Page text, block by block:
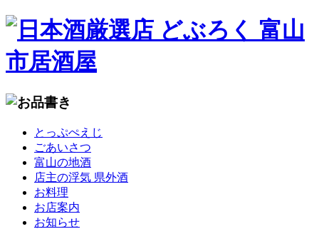
とっぷぺえじ
ごあいさつ
富山の地酒
店主の浮気 県外酒
お料理
お店案内
お知らせ